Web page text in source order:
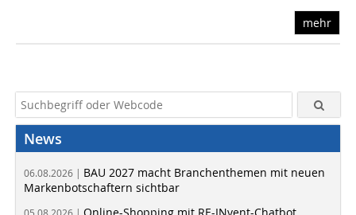
mehr
News
06.08.2026 | BAU 2027 macht Branchenthemen mit neuen
Markenbotschaftern sichtbar